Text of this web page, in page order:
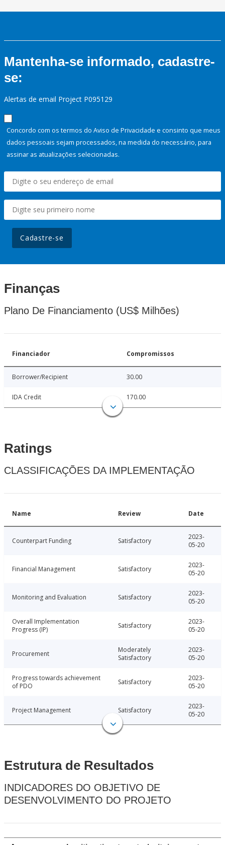
Mantenha-se informado, cadastre-
se:
Alertas de email Project P095129
Concordo com os termos do Aviso de Privacidade e consinto que meus
dados pessoais sejam processados, na medida do necessário, para
assinar as atualizações selecionadas.
Cadastre-se
Finanças
Plano De Financiamento (US$ Milhões)
Financiador Compromissos
Borrower/Recipient 30.00
IDA Credit 170.00
Ratings
CLASSIFICAÇÕES DA IMPLEMENTAÇÃO
Name Review Date
Counterpart Funding Satisfactory
2023-
05-20
Financial Management Satisfactory
2023-
05-20
Monitoring and Evaluation Satisfactory
2023-
05-20
Overall Implementation
Progress (IP)
Satisfactory
2023-
05-20
Procurement
Moderately
Satisfactory
2023-
05-20
Progress towards achievement
of PDO
Satisfactory
2023-
05-20
Project Management Satisfactory
2023-
05-20
Estrutura de Resultados
INDICADORES DO OBJETIVO DE
DESENVOLVIMENTO DO PROJETO